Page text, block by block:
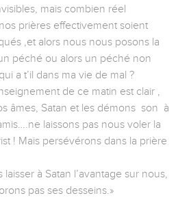
mais combien réel
prières effectivement soient
,et alors nous nous posons la
péché ou alors un péché non
a t’il dans ma vie de mal ?
de ce matin est clair ,
âmes, Satan et les démons  son  à
laissons pas nous voler la
! Mais persévérons dans la prière
laisser à Satan l’avantage sur nous,
pas ses desseins.»